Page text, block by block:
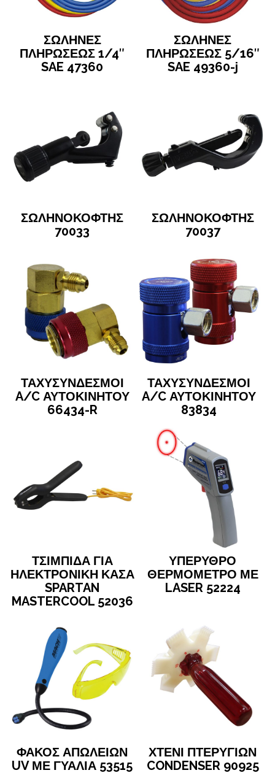
ΣΩΛΗΝΕΣ
ΠΛΗΡΩΣΕΩΣ 1/4″
SAE 47360
ΣΩΛΗΝΕΣ
ΠΛΗΡΩΣΕΩΣ 5/16″
SAE 49360-j
ΣΩΛΗΝΟΚΟΦΤΗΣ
70033
ΣΩΛΗΝΟΚΟΦΤΗΣ
70037
ΤΑΧΥΣΥΝΔΕΣΜΟΙ
A/C ΑΥΤΟΚΙΝΗΤΟΥ
66434-R
ΤΑΧΥΣΥΝΔΕΣΜΟΙ
A/C ΑΥΤΟΚΙΝΗΤΟΥ
83834
ΤΣΙΜΠΙΔΑ ΓΙΑ
ΗΛΕΚΤΡΟΝΙΚΗ ΚΑΣΑ
SPARTAN
MASTERCOOL 52036
ΥΠΕΡΥΘΡΟ
ΘΕΡΜΟΜΕΤΡΟ ΜΕ
LASER 52224
ΦΑΚΟΣ ΑΠΩΛΕΙΩΝ
UV ΜΕ ΓΥΑΛΙΑ 53515
ΧΤΕΝΙ ΠΤΕΡΥΓΙΩΝ
CONDENSER 90925